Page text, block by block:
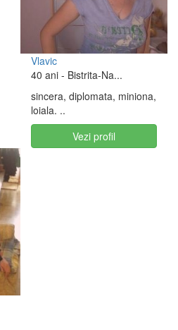
Vlavic
40 ani - Bistrita-Na...
sincera, diplomata, miniona,
loiala. ..
Vezi profil